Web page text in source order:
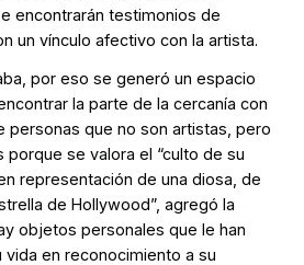
encontrarán testimonios de
un vínculo afectivo con la artista.
por eso se generó un espacio
la parte de la cercanía con
personas que no son artistas, pero
se valora el “culto de su
representación de una diosa, de
de Hollywood”, agregó la
objetos personales que le han
en reconocimiento a su